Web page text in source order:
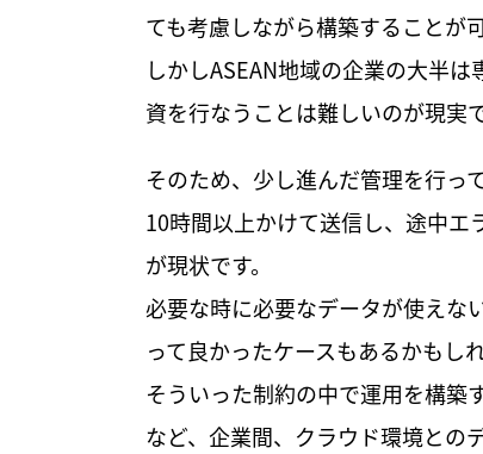
ても考慮しながら構築することが
しかしASEAN地域の企業の大半
資を行なうことは難しいのが現実で
そのため、少し進んだ管理を行っ
10時間以上かけて送信し、途中
が現状です。
必要な時に必要なデータが使えな
って良かったケースもあるかもし
そういった制約の中で運用を構築
など、企業間、クラウド環境との